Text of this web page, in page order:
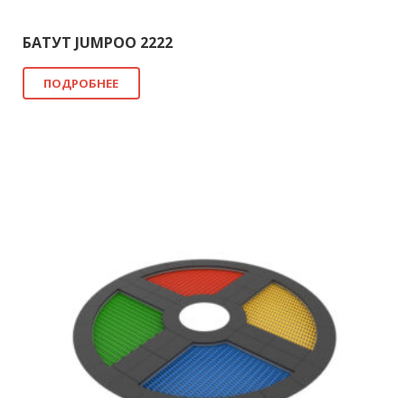
БАТУТ JUMPOO 2222
ПОДРОБНЕЕ